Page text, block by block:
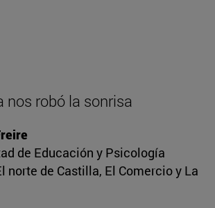
nos robó la sonrisa
de Educación y Psicología
norte de Castilla, El Comercio y La